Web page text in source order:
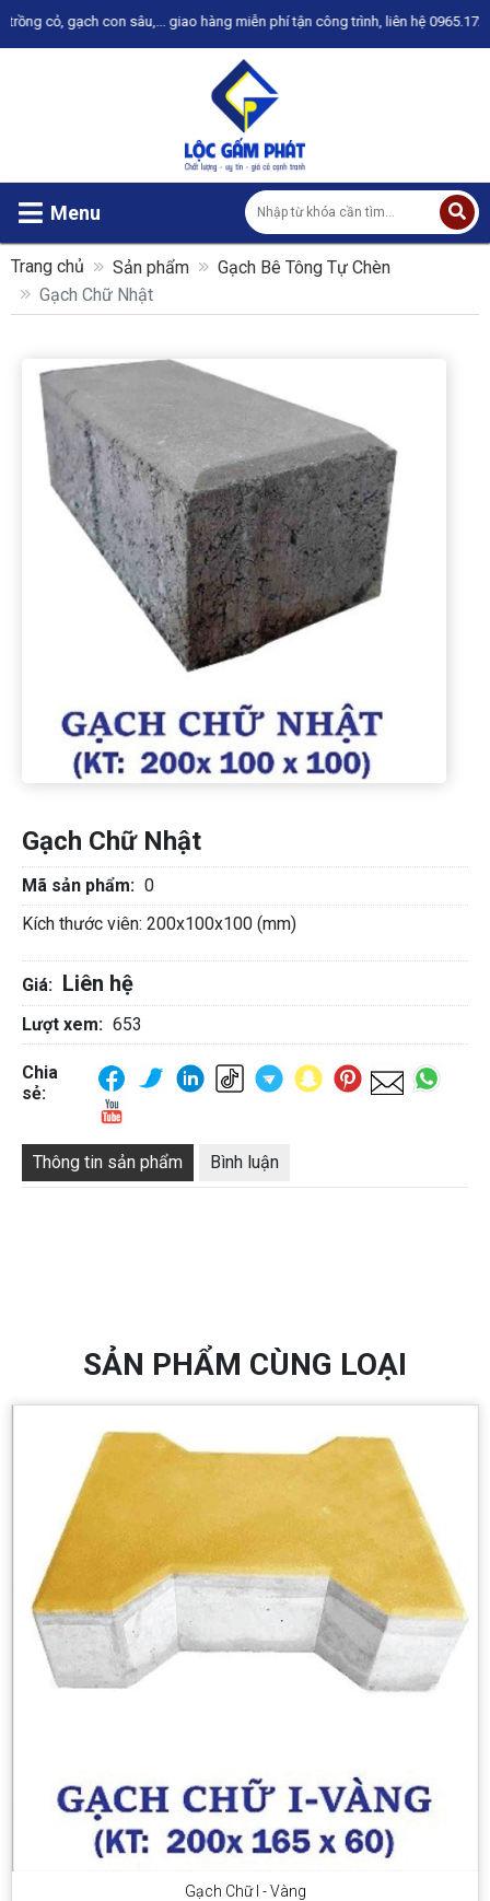
miễn phí tận công trình, liên hệ 0965.172.746 để được tư vấn
Menu
Trang chủ Sản phẩm
Gạch Bê Tông Tự Chèn
Gạch Chữ Nhật
Gạch Chữ Nhật
Mã sản phẩm: 0
Kích thước viên: 200x100x100 (mm)
Giá: Liên hệ
Lượt xem: 653
Chia
sẻ:
Thông tin sản phẩm Bình luận
SẢN PHẨM CÙNG LOẠI
Gạch Chữ I - Vàng